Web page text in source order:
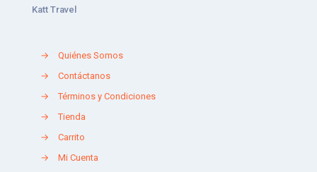
Katt Travel
→
Quiénes Somos
→
Contáctanos
→
Términos y Condiciones
→
Tienda
→
Carrito
→
Mi Cuenta